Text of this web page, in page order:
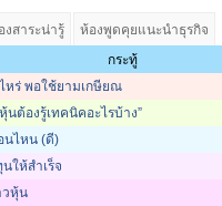
งสาระน่ารู้
ห้องพูดคุยแนะนำธุรกิจ
กระทู้
หร่ พอใช้ยามเกษียณ
นต้องรู้เทคนิคอะไรบ้าง”
ไหน (ดี)
ให้สำเร็จ
วหุ้น